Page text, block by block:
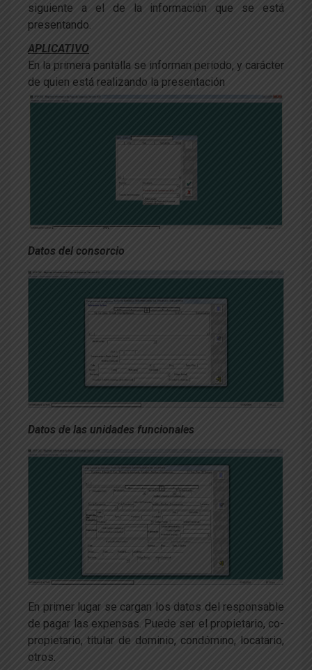
siguiente a el de la información que se está
presentando.
APLICATIVO
En la primera pantalla se informan periodo, y carácter
de quien está realizando la presentación
Datos del consorcio
Datos de las unidades funcionales
En primer lugar se cargan los datos del responsable
de pagar las expensas. Puede ser el propietario, co-
propietario, titular de dominio, condómino, locatario,
otros.